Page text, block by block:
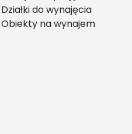
Działki do wynajęcia
Obiekty na wynajem